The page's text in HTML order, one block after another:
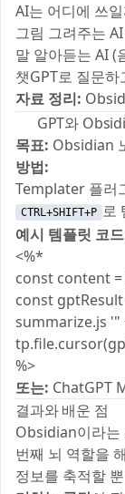
AI는 어디에 쓰
그림 그려주는
말 알아듣는 AI (
챗GPT로 질문
자료 정리:
🤖 GPT와
목표: Obsidian
방법:
Templater 플러
CTRL+SHIFT+P 로
예시 템플릿 코
<%*
const content
const
summarize.js '"
%>
또는: ChatGPT
결과와 배운 점
Obsidian이라는
번째 뇌 역할을
정보를 축적할